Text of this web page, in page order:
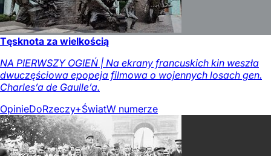
Tęsknota za wielkością
NA PIERWSZY OGIEŃ | Na ekrany francuskich kin weszła
dwuczęściowa epopeja filmowa o wojennych losach gen.
Charles’a de Gaulle’a.
OpinieDoRzeczy+ŚwiatW numerze